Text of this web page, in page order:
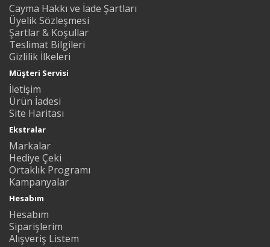
Cayma Hakkı ve İade Şartları
Üyelik Sözleşmesi
Şartlar & Koşullar
Teslimat Bilgileri
Gizlilik İlkeleri
Müşteri Servisi
İletişim
Ürün İadesi
Site Haritası
Ekstralar
Markalar
Hediye Çeki
Ortaklık Programı
Kampanyalar
Hesabım
Hesabım
Siparişlerim
Alışveriş Listem